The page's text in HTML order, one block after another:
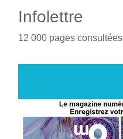
Infolettre
12 000 pages consultées